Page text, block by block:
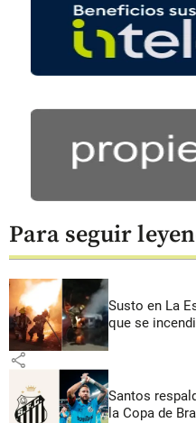
Para seguir
Susto en La
que se
share
Santos
la Copa de